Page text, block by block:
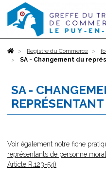
AccueilRegistre du Commerce
SA - Changement du
SA -
Voir également notre fiche
représentants de personne
Article R.123-54)